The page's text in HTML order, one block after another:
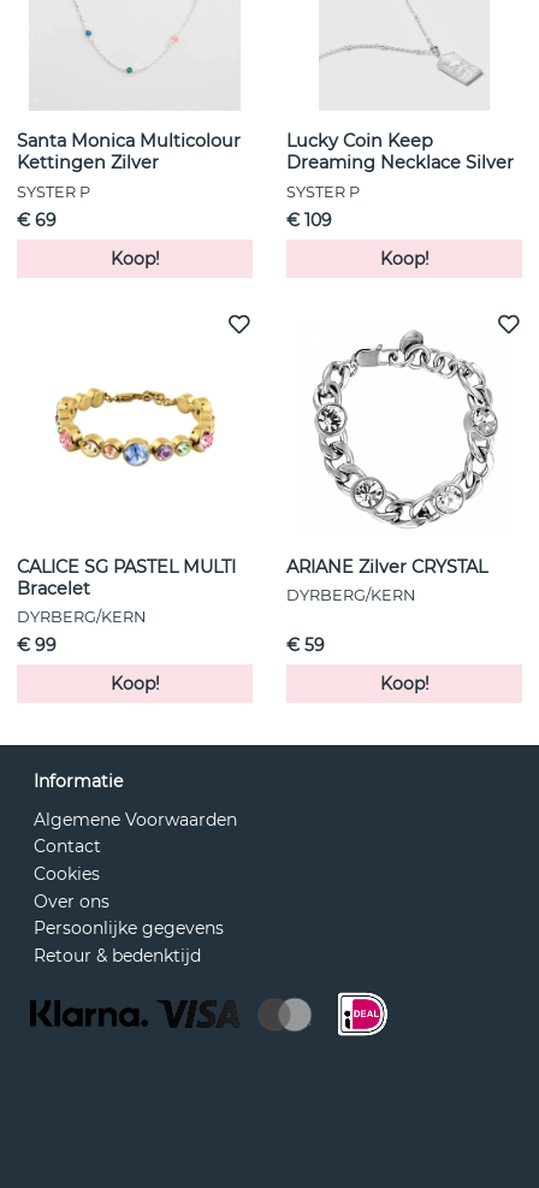
Santa Monica Multicolour
Kettingen Zilver
SYSTER P
€ 69
Koop!
Lucky Coin Keep
Dreaming Necklace Silver
SYSTER P
€ 109
Koop!
CALICE SG PASTEL MULTI
Bracelet
DYRBERG/KERN
€ 99
Koop!
ARIANE Zilver CRYSTAL
DYRBERG/KERN
€ 59
Koop!
Informatie
Algemene Voorwaarden
Contact
Cookies
Over ons
Persoonlijke gegevens
Retour & bedenktijd